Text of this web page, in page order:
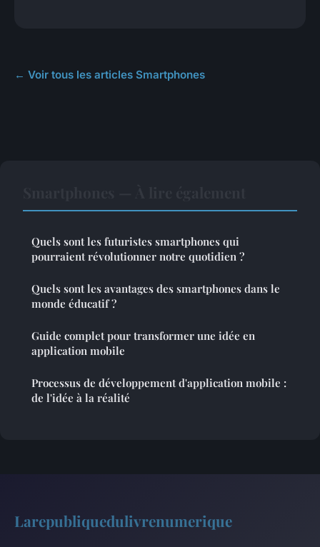
← Voir tous les articles Smartphones
Quels sont les futuristes smartphones qui
pourraient révolutionner notre quotidien ?
Quels sont les avantages des smartphones dans le
monde éducatif ?
Guide complet pour transformer une idée en
application mobile
Processus de développement d'application mobile :
de l'idée à la réalité
Larepubliquedulivrenumerique